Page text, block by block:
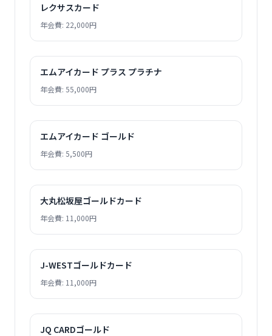
レクサスカード
年会費: 22,000円
エムアイカード プラス プラチナ
年会費: 55,000円
エムアイカード ゴールド
年会費: 5,500円
大丸松坂屋ゴールドカード
年会費: 11,000円
J-WESTゴールドカード
年会費: 11,000円
JQ CARDゴールド